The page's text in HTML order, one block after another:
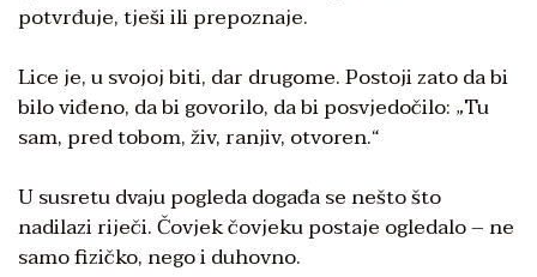
potvrđuje, tješi ili prepoznaje.
Lice je, u svojoj biti, dar drugome. Postoji zato da bi
bilo viđeno, da bi govorilo, da bi posvjedočilo: „Tu
sam, pred tobom, živ, ranjiv, otvoren.“
U susretu dvaju pogleda događa se nešto što
nadilazi riječi. Čovjek čovjeku postaje ogledalo – ne
samo fizičko, nego i duhovno.